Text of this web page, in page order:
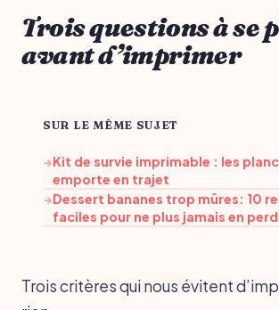
Trois questions à se
avant d’imprimer
SUR LE MÊME SUJET
→Kit de survie imprimable : les
emporte en trajet
→Dessert bananes trop mûres: 10
faciles pour ne plus jamais en
Trois critères qui nous évitent